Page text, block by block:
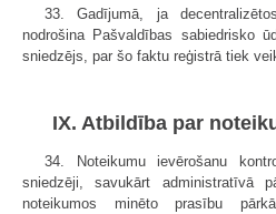
33. Gadījumā, ja
nodrošina Pašvaldības sabiedrisko
sniedzējs, par šo faktu reģistrā tiek
IX. Atbildība par
34. Noteikumu ievērošanu
sniedzēji, savukārt administratīvā
noteikumos minēto prasību